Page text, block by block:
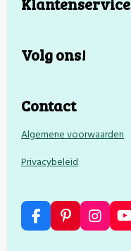
Volg ons!
Contact
Algemene voorwaarden
Privacybeleid
F
a
P
i
I
n
Y
o